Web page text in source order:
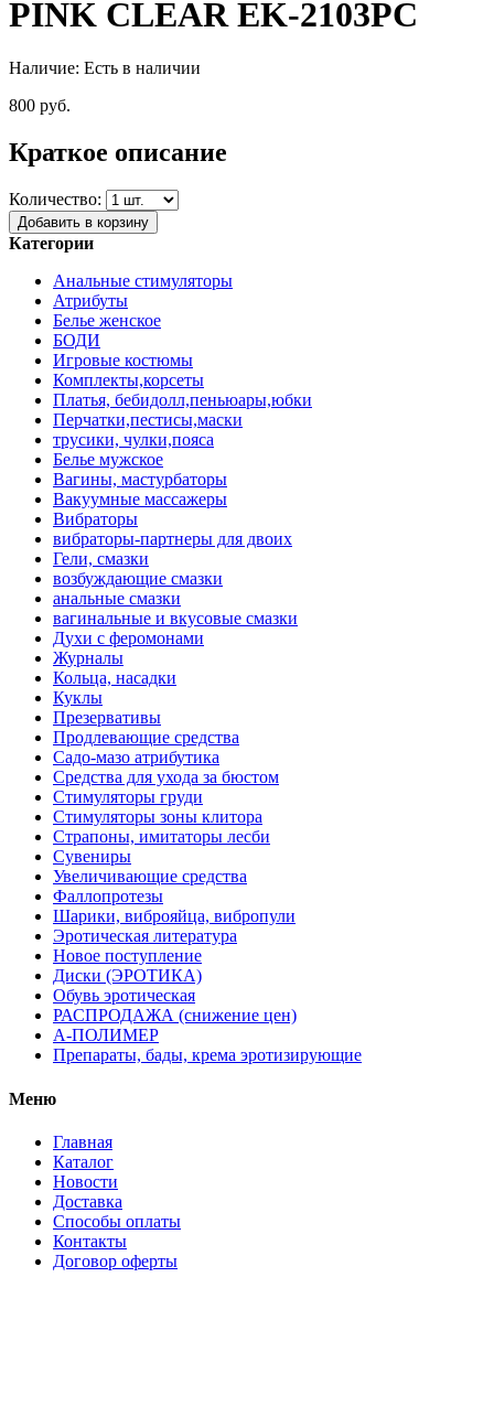
PINK CLEAR EK-2103PC
Наличие: Есть в наличии
800 руб.
Краткое описание
Количество:
Добавить в корзину
Категории
Анальные стимуляторы
Атрибуты
Белье женское
БОДИ
Игровые костюмы
Комплекты,корсеты
Платья, бебидолл,пеньюары,юбки
Перчатки,пестисы,маски
трусики, чулки,пояса
Белье мужское
Вагины, мастурбаторы
Вакуумные массажеры
Вибраторы
вибраторы-партнеры для двоих
Гели, смазки
возбуждающие смазки
анальные смазки
вагинальные и вкусовые смазки
Духи с феромонами
Журналы
Кольца, насадки
Куклы
Презервативы
Продлевающие средства
Садо-мазо атрибутика
Средства для ухода за бюстом
Стимуляторы груди
Стимуляторы зоны клитора
Страпоны, имитаторы лесби
Сувениры
Увеличивающие средства
Фаллопротезы
Шарики, виброяйца, вибропули
Эротическая литература
Новое поступление
Диски (ЭРОТИКА)
Обувь эротическая
РАСПРОДАЖА (снижение цен)
А-ПОЛИМЕР
Препараты, бады, крема эротизирующие
Меню
Главная
Каталог
Новости
Доставка
Способы оплаты
Контакты
Договор оферты